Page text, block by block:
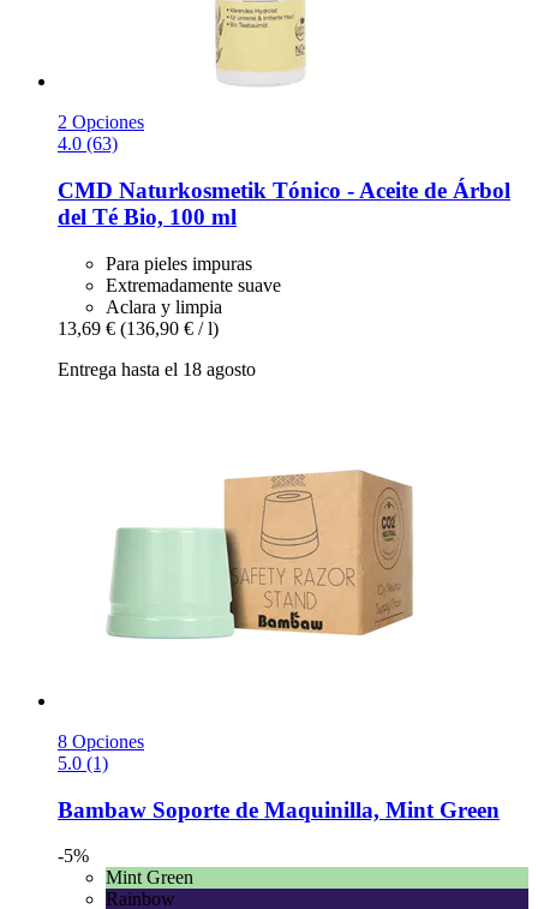
2 Opciones
4.0 (63)
CMD Naturkosmetik Tónico -​ Aceite de Árbol
del Té Bio, 100 ml
Para pieles impuras
Extremadamente suave
Aclara y limpia
13,69 € (136,90 € / l)
Entrega hasta el 18 agosto
8 Opciones
5.0 (1)
Bambaw Soporte de Maquinilla, Mint Green
-5%
Mint Green
Rainbow